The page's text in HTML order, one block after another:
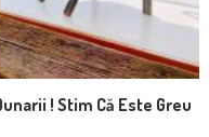
! Stim Că Este Greu